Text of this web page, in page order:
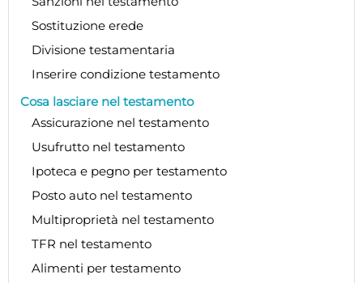
Sostituzione erede
Divisione testamentaria
Inserire condizione testamento
Cosa lasciare nel testamento
Assicurazione nel testamento
Usufrutto nel testamento
Ipoteca e pegno per testamento
Posto auto nel testamento
Multiproprietà nel testamento
TFR nel testamento
Alimenti per testamento